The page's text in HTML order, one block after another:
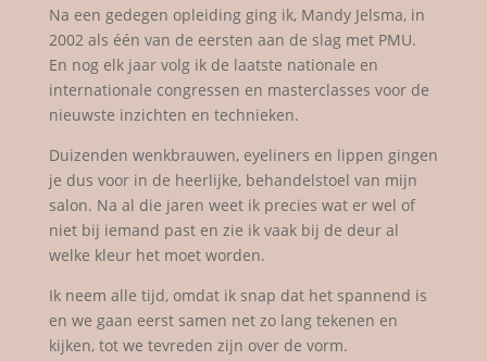
Na een gedegen opleiding ging ik, Mandy Jelsma, in
2002 als één van de eersten aan de slag met PMU.
En nog elk jaar volg ik de laatste nationale en
internationale congressen en masterclasses voor de
nieuwste inzichten en technieken.
Duizenden wenkbrauwen, eyeliners en lippen gingen
je dus voor in de heerlijke, behandelstoel van mijn
salon. Na al die jaren weet ik precies wat er wel of
niet bij iemand past en zie ik vaak bij de deur al
welke kleur het moet worden.
Ik neem alle tijd, omdat ik snap dat het spannend is
en we gaan eerst samen net zo lang tekenen en
kijken, tot we tevreden zijn over de vorm.